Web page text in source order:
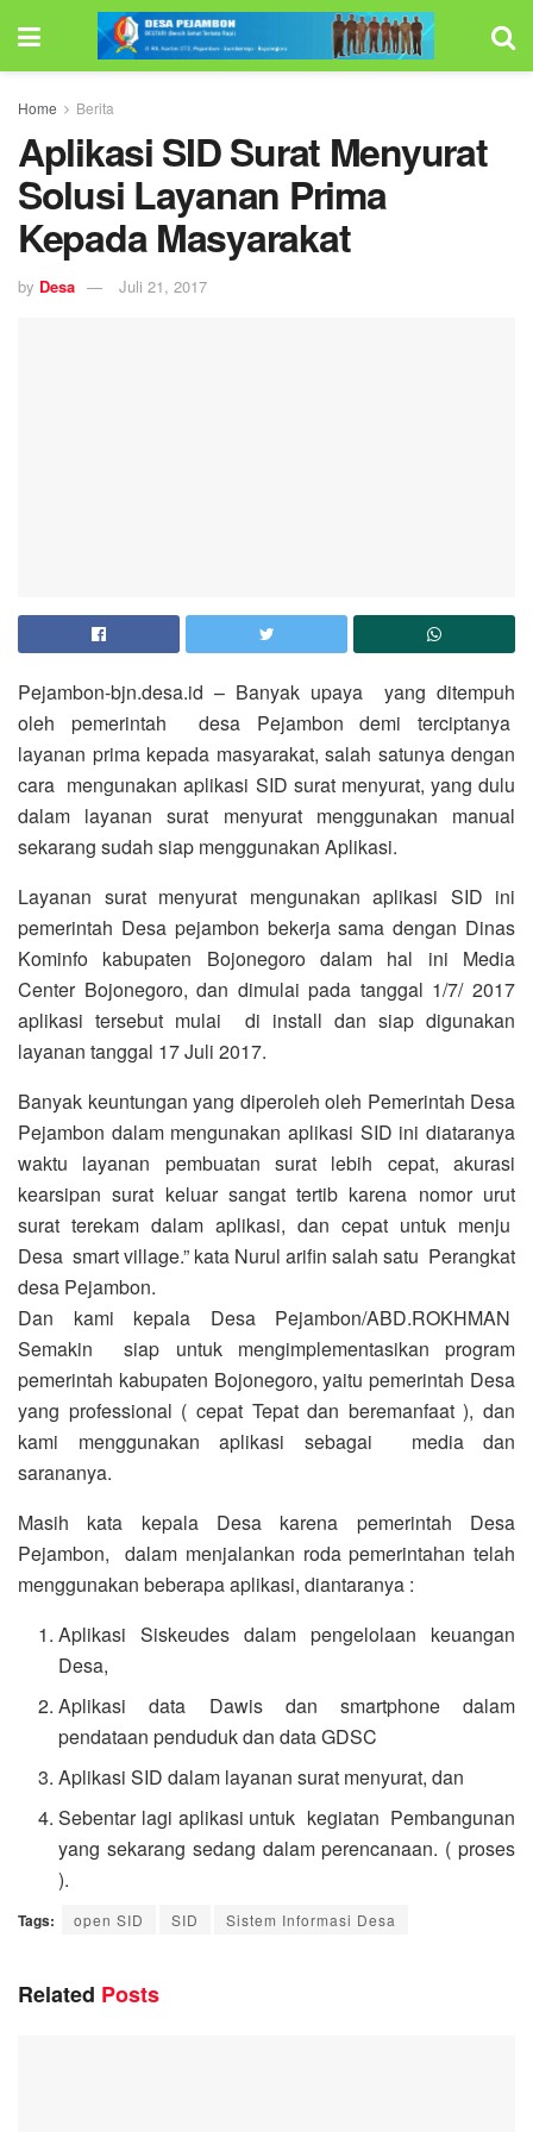
Home Berita
Aplikasi SID Surat Menyurat
Solusi Layanan Prima
Kepada Masyarakat
by Desa Juli 21, 2017
Pejambon-bjn.desa.id – Banyak upaya yang ditempuh
oleh pemerintah desa Pejambon demi terciptanya
layanan prima kepada masyarakat, salah satunya dengan
cara mengunakan aplikasi SID surat menyurat, yang dulu
dalam layanan surat menyurat menggunakan manual
sekarang sudah siap menggunakan Aplikasi.
Layanan surat menyurat mengunakan aplikasi SID ini
pemerintah Desa pejambon bekerja sama dengan Dinas
Kominfo kabupaten Bojonegoro dalam hal ini Media
Center Bojonegoro, dan dimulai pada tanggal 1/7/ 2017
aplikasi tersebut mulai di install dan siap digunakan
layanan tanggal 17 Juli 2017.
Banyak keuntungan yang diperoleh oleh Pemerintah Desa
Pejambon dalam mengunakan aplikasi SID ini diataranya
waktu layanan pembuatan surat lebih cepat, akurasi
kearsipan surat keluar sangat tertib karena nomor urut
surat terekam dalam aplikasi, dan cepat untuk menju
Desa smart village.” kata Nurul arifin salah satu Perangkat
desa Pejambon.
Dan kami kepala Desa Pejambon/ABD.ROKHMAN
Semakin siap untuk mengimplementasikan program
pemerintah kabupaten Bojonegoro, yaitu pemerintah Desa
yang professional ( cepat Tepat dan beremanfaat ), dan
kami menggunakan aplikasi sebagai media dan
sarananya.
Masih kata kepala Desa karena pemerintah Desa
Pejambon, dalam menjalankan roda pemerintahan telah
menggunakan beberapa aplikasi, diantaranya :
Aplikasi Siskeudes dalam pengelolaan keuangan
Desa,
Aplikasi data Dawis dan smartphone dalam
pendataan penduduk dan data GDSC
Aplikasi SID dalam layanan surat menyurat, dan
Sebentar lagi aplikasi untuk kegiatan Pembangunan
yang sekarang sedang dalam perencanaan. ( proses
).
Tags: open SID SID Sistem Informasi Desa
Related Posts